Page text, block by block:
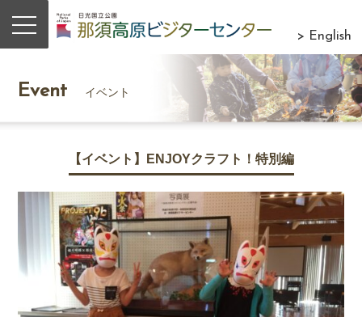
> English
Event イベント
【イベント】ENJOYクラフト！特別編